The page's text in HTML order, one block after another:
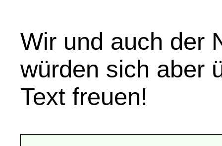
Wir und auch der
würden sich aber
Text freuen!